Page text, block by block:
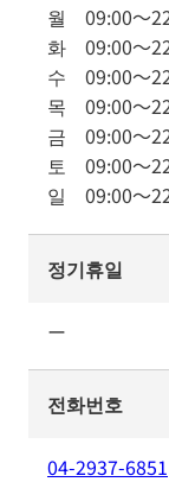
월 09:00～
화 09:00～
수 09:00～
목 09:00～
금 09:00～
토 09:00～
일 09:00～
정기휴일
ー
전화번호
04-2937-6851